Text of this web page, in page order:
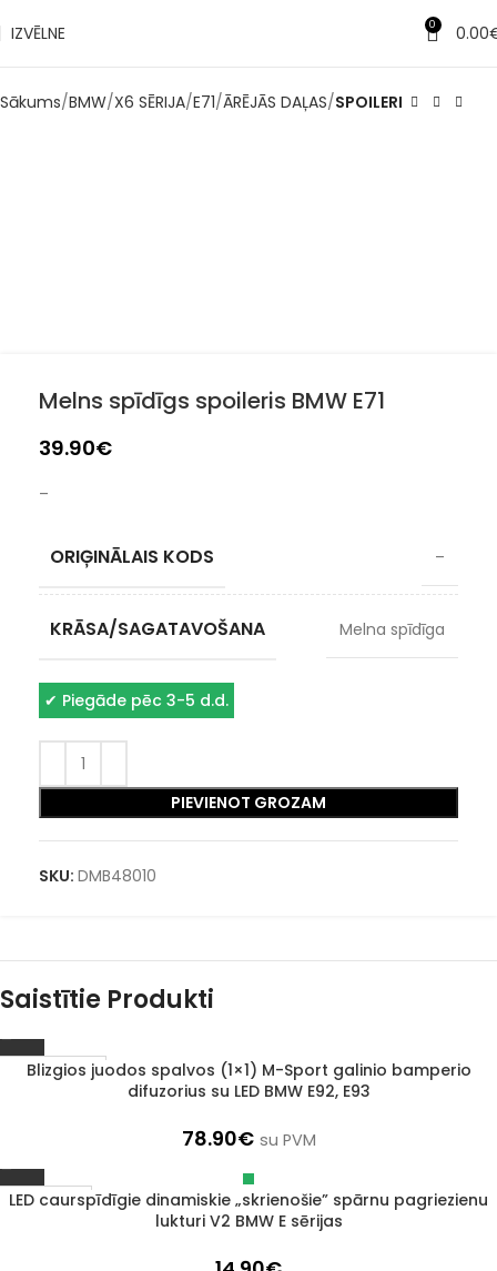
IZVĒLNE 0 0.00
Sākums BMW X6 SĒRIJA E71 ĀRĒJĀS DAĻAS SPOILERI
Melns spīdīgs spoileris BMW E71
39.90€
–
ORIĢINĀLAIS KODS –
KRĀSA/SAGATAVOŠANA Melna spīdīga
✔ Piegāde pēc 3-5 d.d.
PIEVIENOT GROZAM
SKU: DMB48010
Saistītie Produkti
1–3 d. d.
Blizgios juodos spalvos (1×1) M-Sport galinio bamperio
difuzorius su LED BMW E92, E93
78.90€ su PVM
Izpārdots
LED caurspīdīgie dinamiskie „skrienošie” spārnu pagriezienu
lukturi V2 BMW E sērijas